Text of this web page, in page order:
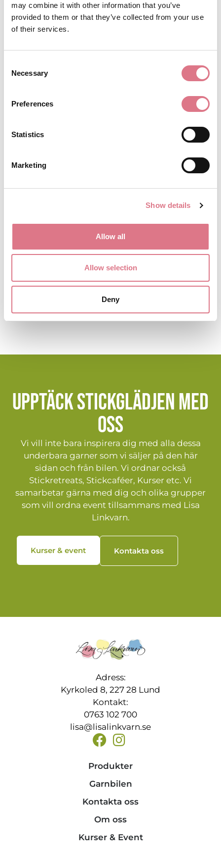
may combine it with other information that you’ve
provided to them or that they’ve collected from your use
of their services.
Selection
Necessary
Preferences
Statistics
Marketing
Show details
Allow all
Allow selection
Deny
Kallfärger –
Tilläggskit
185,00
varukorg
Merinoull 75% /
Mullbärssilke 25% –
Ofärgat
25% – Ofärgat
varukorg
Upptäck stickglädjen med
oss
Vi vill inte bara inspirera dig med alla dessa
underbara garner som vi säljer på den här
sidan och från bilen. Vi ordnar också
Stickretreats, Stickcaféer, Kurser etc. Vi
samarbetar gärna med dig och olika grupper
som vill ordna event tillsammans med Lisa
Linkvarn.
Kurser & event Kontakta oss
Adress:
Kyrkoled 8, 227 28 Lund
Kontakt:
0763 102 700
lisa@lisalinkvarn.se
Produkter
Garnbilen
Kontakta oss
Om oss
Kurser & Event